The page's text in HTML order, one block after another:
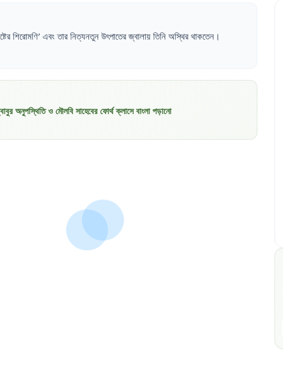
শিরোমণি' এবং তারনিত্যনতুনউৎপাতেরজ্বালায়তিনিঅস্থিরথাকতেন ।
অনুপস্থিতি ও মৌলবি সাহেবের ফোর্থ ক্লাসে বাংলা পড়ানো